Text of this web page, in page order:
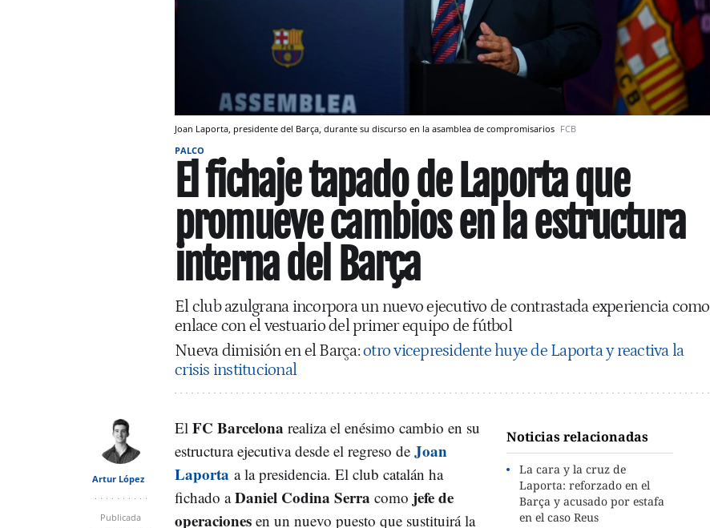
Joan Laporta, presidente del Barça, durante su discurso en la asamblea de compromisarios FCB
PALCO
El fichaje tapado de Laporta que
promueve cambios en la estructura
interna del Barça
El club azulgrana incorpora un nuevo ejecutivo de contrastada experiencia como
enlace con el vestuario del primer equipo de fútbol
Nueva dimisión en el Barça:otro vicepresidente huye de Laporta y reactiva la
crisis institucional
Artur López
Publicada
Noticias relacionadas
La cara y la cruz de
Laporta: reforzado en el
Barça y acusado por estafa
en el caso Reus
El FC Barcelona realiza el enésimo cambio en su
estructura ejecutiva desde el regreso de Joan
Laporta a la presidencia. El club catalán ha
fichado aDaniel Codina Serra como jefe de
operaciones en un nuevo puesto que sustituirá la